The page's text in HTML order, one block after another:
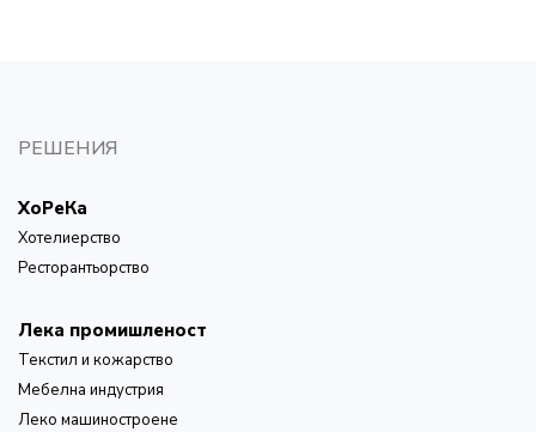
РЕШЕНИЯ
ХоРеКа
Хотелиерство
Ресторантьорство
Лека промишленост
Текстил и кожарство
Мебелна индустрия
Леко машиностроене